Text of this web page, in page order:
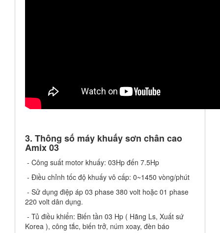
3. Thông số máy khuấy sơn chân cao
Amix 03
- Công suất motor khuấy: 03Hp đến 7.5Hp
- Điều chỉnh tốc độ khuấy vô cấp: 0~1450 vòng/phút
- Sử dụng điệp áp 03 phase 380 volt hoặc 01 phase
220 volt dân dụng.
- Tủ điều khiển: Biến tần 03 Hp ( Hãng Ls, Xuất sứ
Korea ), công tắc, biến trở, núm xoay, đèn báo